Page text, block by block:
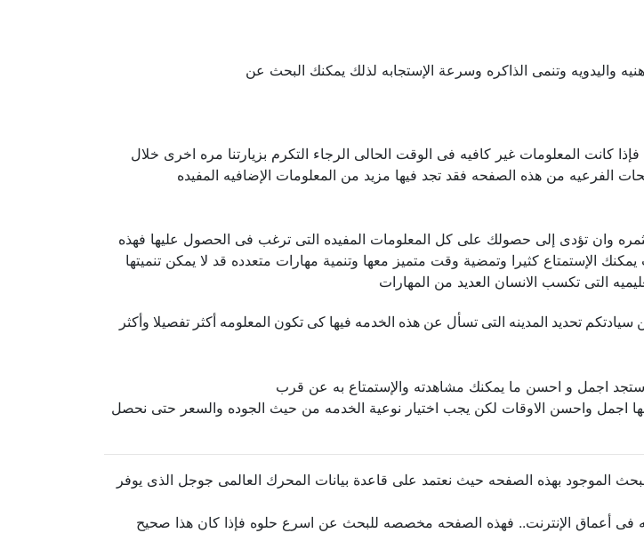
واليدويه وتنمى الذاكره وسرعة الإستجابه لذلك يمكنك البحث عن
كانت المعلومات غير كافيه فى الوقت الحالى الرجاء التكرم بزيارتنا مره اخرى خلال
من هذه الصفحه فقد تجد فيها مزيد من المعلومات الإضافيه المفيده
وان تؤدى إلى حصولك على كل المعلومات المفيده التى ترغب فى الحصول عليها فهذه
كثيرا وتمضية وقت متميز معها وتنمية مهارات متعدده قد لا يمكن تنميتها
التى تكسب الانسان العديد من المهارات
تحديد المدينه التى تسأل عن هذه الخدمه فيها كى تكون المعلومه أكثر تفصيلا وأكثر
اجمل و احسن ما يمكنك مشاهدته والإستمتاع به عن قرب
اجمل واحسن الاوقات لكن يجب اختيار نوعية الخدمه من حيث الجوده والسعر حتى نحصل
بهذه الصفحه حيث نعتمد على قاعدة بيانات المحرك العالمى جوجل الذى يوفر
أعماق الإنترنت.. فهذه الصفحه مخصصه للبحث عن اسرع حلوه فإذا كان هذا صحيح